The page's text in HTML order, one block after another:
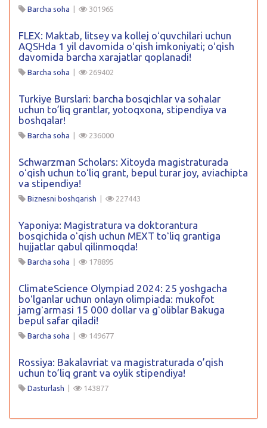
Barcha soha | 301965
FLEX: Maktab, litsey va kollej oʻquvchilari uchun
AQSHda 1 yil davomida oʻqish imkoniyati; oʻqish
davomida barcha xarajatlar qoplanadi!
Barcha soha | 269402
Turkiye Burslari: barcha bosqichlar va sohalar
uchun to’liq grantlar, yotoqxona, stipendiya va
boshqalar!
Barcha soha | 236000
Schwarzman Scholars: Xitoyda magistraturada
oʻqish uchun toʻliq grant, bepul turar joy, aviachipta
va stipendiya!
Biznesni boshqarish | 227443
Yaponiya: Magistratura va doktorantura
bosqichida oʻqish uchun MEXT toʻliq grantiga
hujjatlar qabul qilinmoqda!
Barcha soha | 178895
ClimateScience Olympiad 2024: 25 yoshgacha
boʻlganlar uchun onlayn olimpiada: mukofot
jamgʻarmasi 15 000 dollar va gʻoliblar Bakuga
bepul safar qiladi!
Barcha soha | 149677
Rossiya: Bakalavriat va magistraturada o’qish
uchun to’liq grant va oylik stipendiya!
Dasturlash | 143877